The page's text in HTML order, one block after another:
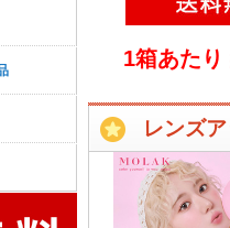
1箱あたり
レンズ